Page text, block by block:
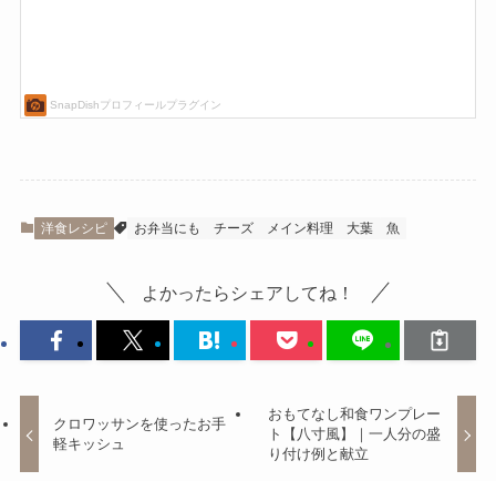
洋食レシピ お弁当にも チーズ メイン料理 大葉 魚
よかったらシェアしてね！
クロワッサンを使ったお手
軽キッシュ
おもてなし和食ワンプレー
ト【八寸風】｜一人分の盛
り付け例と献立